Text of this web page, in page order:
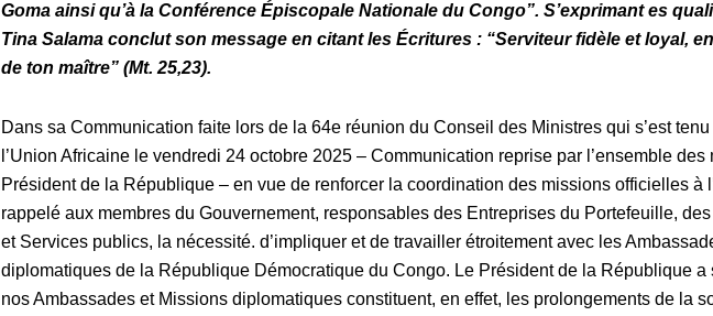
Goma ainsi qu’à la Conférence Épiscopale Nationale du Congo”. S’exprimant es
Tina Salama conclut son message en citant les Écritures : “Serviteur fidèle et loyal,
de ton maître” (Mt. 25,23).
Dans sa Communication faite lors de la 64e réunion du Conseil des Ministres qui s’est
l’Union Africaine le vendredi 24 octobre 2025 – Communication reprise par l’ensemble des
Président de la République – en vue de renforcer la coordination des missions officielles à
rappelé aux membres du Gouvernement, responsables des Entreprises du Portefeuille,
et Services publics, la nécessité. d’impliquer et de travailler étroitement avec les
diplomatiques de la République Démocratique du Congo. Le Président de la République a
nos Ambassades et Missions diplomatiques constituent, en effet, les prolongements de la